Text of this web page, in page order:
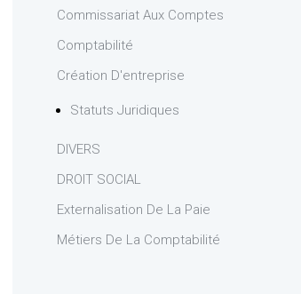
Commissariat Aux Comptes
Comptabilité
Création D'entreprise
Statuts Juridiques
DIVERS
DROIT SOCIAL
Externalisation De La Paie
Métiers De La Comptabilité